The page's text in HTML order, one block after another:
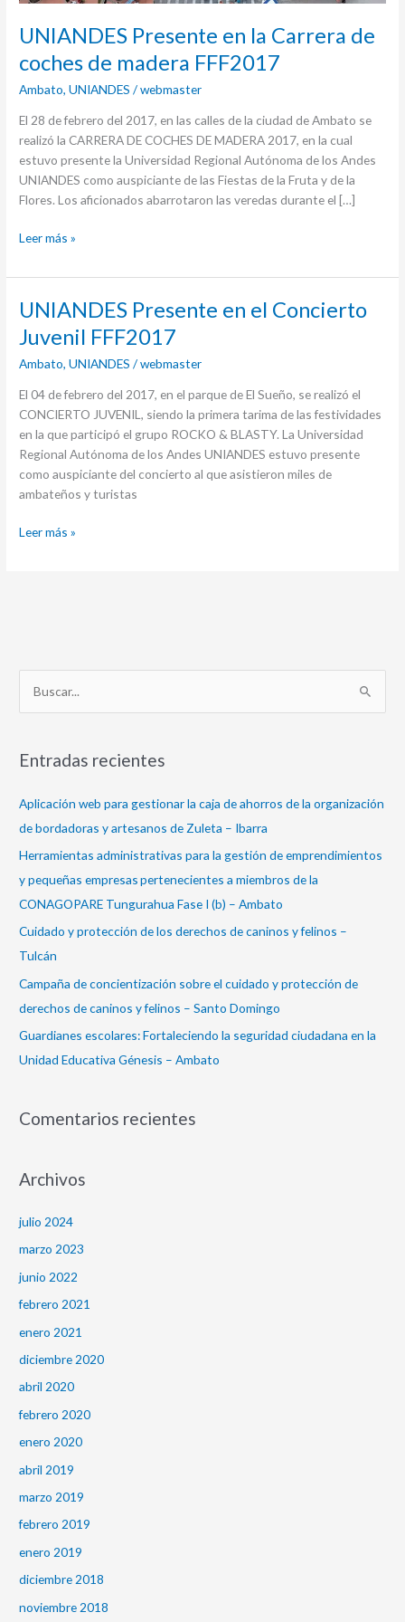
UNIANDES Presente en la Carrera de
coches de madera FFF2017
Ambato,UNIANDES /webmaster
El 28 de febrero del 2017, en las calles de la ciudad de Ambato se
realizó la CARRERA DE COCHES DE MADERA 2017, en la cual
estuvo presente la Universidad Regional Autónoma de los Andes
UNIANDES como auspiciante de las Fiestas de la Fruta y de la
Flores. Los aficionados abarrotaron las veredas durante el […]
Leer más »
UNIANDES Presente en el Concierto
Juvenil FFF2017
Ambato,UNIANDES /webmaster
El 04 de febrero del 2017, en el parque de El Sueño, se realizó el
CONCIERTO JUVENIL, siendo la primera tarima de las festividades
en la que participó el grupo ROCKO & BLASTY. La Universidad
Regional Autónoma de los Andes UNIANDES estuvo presente
como auspiciante del concierto al que asistieron miles de
ambateños y turistas
UNIANDES
en
el
Juvenil
FFF2017
Leer más »
c
r
Entradas recientes
Aplicación web para gestionar la caja de ahorros de la organización
de bordadoras y artesanos de Zuleta – Ibarra
Herramientas administrativas para la gestión de emprendimientos
y pequeñas empresas pertenecientes a miembros de la
CONAGOPARE Tungurahua Fase I (b) – Ambato
Cuidado y protección de los derechos de caninos y felinos –
Tulcán
Campaña de concientización sobre el cuidado y protección de
derechos de caninos y felinos – Santo Domingo
Guardianes escolares: Fortaleciendo la seguridad ciudadana en la
Unidad Educativa Génesis – Ambato
Comentarios recientes
Archivos
julio 2024
marzo 2023
junio 2022
febrero 2021
enero 2021
diciembre 2020
abril 2020
febrero 2020
enero 2020
abril 2019
marzo 2019
febrero 2019
enero 2019
diciembre 2018
noviembre 2018